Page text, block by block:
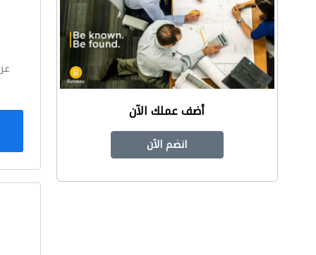
أضف عملك الآن
انضم الآن